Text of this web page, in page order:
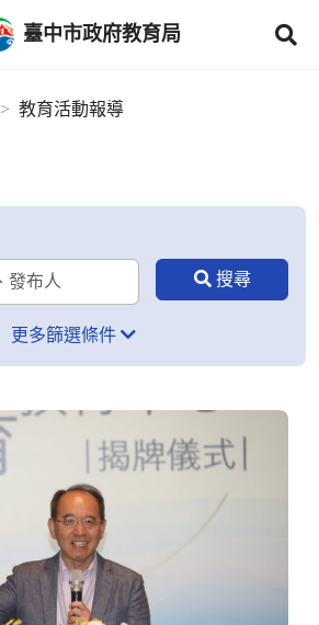
臺中市政府教育局
教育活動報導
更多篩選條件